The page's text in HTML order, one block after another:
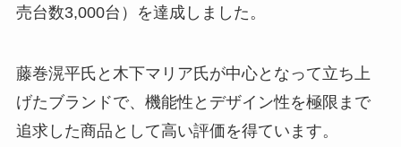
売台数3,000台）を達成しました。
藤巻滉平氏と木下マリア氏が中心となって立ち上
げたブランドで、機能性とデザイン性を極限まで
追求した商品として高い評価を得ています。